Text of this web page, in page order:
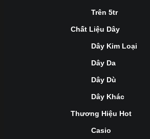
Trên 5tr
Chất Liệu Dây
Dây Kim Loại
Dây Da
Dây Dù
Dây Khác
Thương Hiệu Hot
Casio